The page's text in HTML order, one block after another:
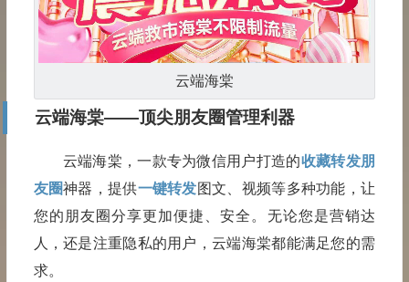
云端海棠
云端海棠——顶尖朋友圈管理利器
云端海棠，一款专为微信用户打造的收藏转发朋
友圈神器，提供一键转发图文、视频等多种功能，让
您的朋友圈分享更加便捷、安全。无论您是营销达
人，还是注重隐私的用户，云端海棠都能满足您的需
求。